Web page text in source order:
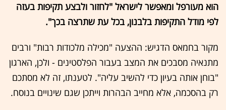
הוא מעורפל ומאפשר לישראל "לחזור ולבצע תקיפות בעזה
לפי מודל התקיפות בלבנון, בכל עת שתרצה בכך".
מקור בחמאס הדגיש: ההצעה "מכילה מלכודות רבות" ורבים
מתנאיה מסבכים את המצב בעבור הפלסטינים - ולכן, הארגון
"בוחן אותה בעיון כדי להשיב עליה". לטענתו, זה לא מסתכם
רק בהסכמה, אלא מחייב הבהרות וייתכן שגם שינויים בנוסח.